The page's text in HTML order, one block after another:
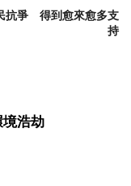
抗爭 得到愈來愈多支
持
浩劫